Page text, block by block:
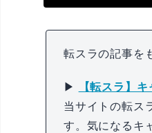
転スラの記事を
▶
【転スラ】
当サイトの転ス
す。気になるキ